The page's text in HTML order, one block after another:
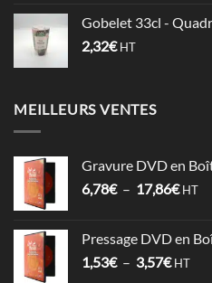
Gobelet 33cl -
2,32€ HT
MEILLEURS VENTES
Gravure DVD en
6,78€ – 17,86€Plage
6,78€
à
HT
Pressage DVD en
1,53€ – 3,57€Plage
HT